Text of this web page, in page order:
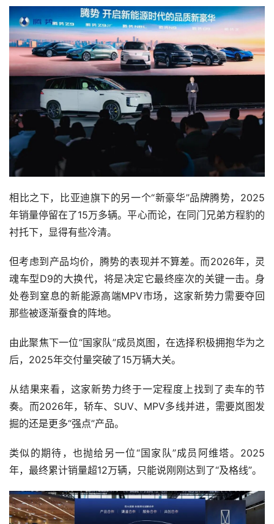
相比之下，比亚迪旗下的另一个“新豪华”品牌腾势，2025
年销量停留在了15万多辆。平心而论，在同门兄弟方程豹的
衬托下，显得有些冷清。
但考虑到产品均价，腾势的表现并不算差。而2026年，灵
魂车型D9的大换代，将是决定它最终座次的关键一击。身
处卷到窒息的新能源高端MPV市场，这家新势力需要夺回
那些被逐渐蚕食的阵地。
由此聚焦下一位“国家队”成员岚图，在选择积极拥抱华为之
后，2025年交付量突破了15万辆大关。
从结果来看，这家新势力终于一定程度上找到了卖车的节
奏。而2026年，轿车、SUV、MPV多线并进，需要岚图发
掘的还是更多“强点”产品。
类似的期待，也抛给另一位“国家队”成员阿维塔。2025
年，最终累计销量超12万辆，只能说刚刚达到了“及格线”。